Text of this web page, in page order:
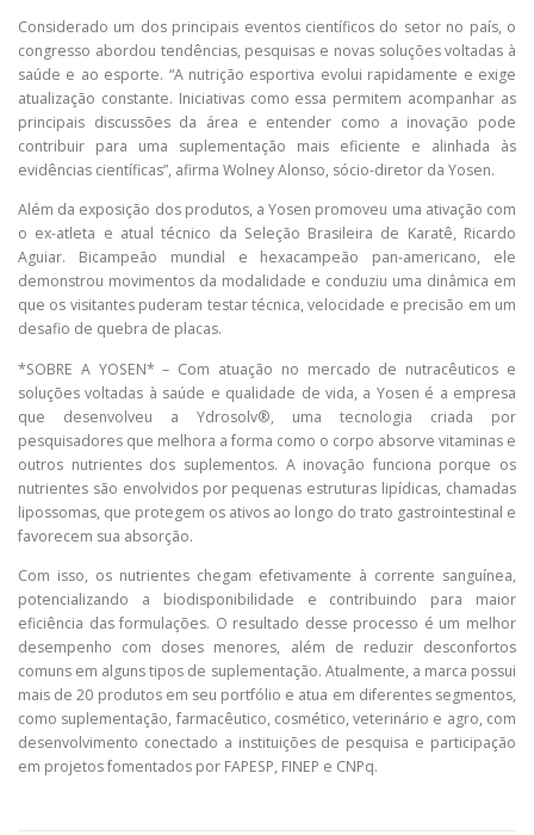
Considerado um dos principais eventos científicos do setor no país, o
congresso abordou tendências, pesquisas e novas soluções voltadas à
saúde e ao esporte. “A nutrição esportiva evolui rapidamente e exige
atualização constante. Iniciativas como essa permitem acompanhar as
principais discussões da área e entender como a inovação pode
contribuir para uma suplementação mais eficiente e alinhada às
evidências científicas”, afirma Wolney Alonso, sócio-diretor da Yosen.
Além da exposição dos produtos, a Yosen promoveu uma ativação com
o ex-atleta e atual técnico da Seleção Brasileira de Karatê, Ricardo
Aguiar. Bicampeão mundial e hexacampeão pan-americano, ele
demonstrou movimentos da modalidade e conduziu uma dinâmica em
que os visitantes puderam testar técnica, velocidade e precisão em um
desafio de quebra de placas.
*SOBRE A YOSEN* – Com atuação no mercado de nutracêuticos e
soluções voltadas à saúde e qualidade de vida, a Yosen é a empresa
que desenvolveu a Ydrosolv®, uma tecnologia criada por
pesquisadores que melhora a forma como o corpo absorve vitaminas e
outros nutrientes dos suplementos. A inovação funciona porque os
nutrientes são envolvidos por pequenas estruturas lipídicas, chamadas
lipossomas, que protegem os ativos ao longo do trato gastrointestinal e
favorecem sua absorção.
Com isso, os nutrientes chegam efetivamente à corrente sanguínea,
potencializando a biodisponibilidade e contribuindo para maior
eficiência das formulações. O resultado desse processo é um melhor
desempenho com doses menores, além de reduzir desconfortos
comuns em alguns tipos de suplementação. Atualmente, a marca possui
mais de 20 produtos em seu portfólio e atua em diferentes segmentos,
como suplementação, farmacêutico, cosmético, veterinário e agro, com
desenvolvimento conectado a instituições de pesquisa e participação
em projetos fomentados por FAPESP, FINEP e CNPq.